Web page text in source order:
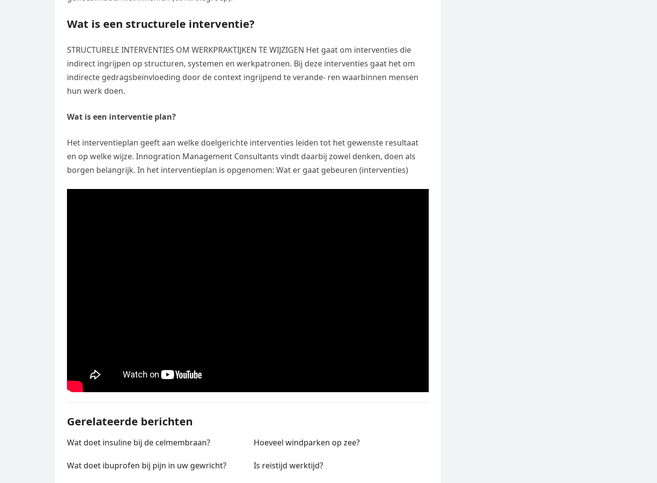
Wat is een structurele interventie?
STRUCTURELE INTERVENTIES OM WERKPRAKTIJKEN TE WIJZIGEN Het gaat om interventies die
indirect ingrijpen op structuren, systemen en werkpatronen. Bij deze interventies gaat het om
indirecte gedragsbeïnvloeding door de context ingrijpend te verande- ren waarbinnen mensen
hun werk doen.
Wat is een interventie plan?
Het interventieplan geeft aan welke doelgerichte interventies leiden tot het gewenste resultaat
en op welke wijze. Innogration Management Consultants vindt daarbij zowel denken, doen als
borgen belangrijk. In het interventieplan is opgenomen: Wat er gaat gebeuren (interventies)
Gerelateerde berichten
Wat doet insuline bij de celmembraan? Hoeveel windparken op zee?
Wat doet ibuprofen bij pijn in uw gewricht? Is reistijd werktijd?